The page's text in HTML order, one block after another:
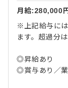
月給:280,000
※上記給与に
ます。超過分
◎昇給あり
◎賞与あり／